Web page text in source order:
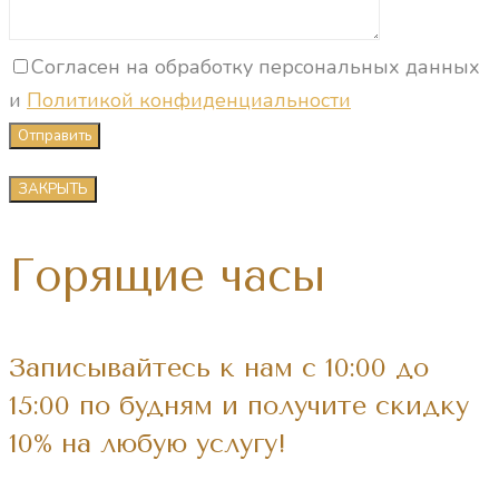
Согласен на обработку персональных данных
и Политикой конфиденциальности
ЗАКРЫТЬ
Горящие часы
Записывайтесь к нам с 10:00 до
15:00 по будням и получите скидку
10% на любую услугу!